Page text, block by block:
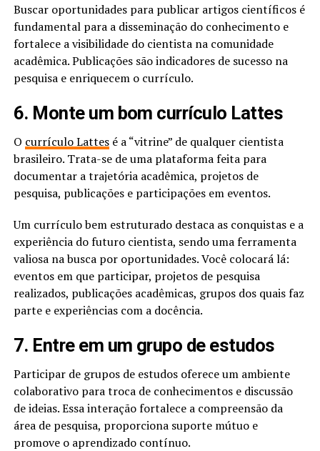
Buscar oportunidades para publicar artigos científicos é
fundamental para a disseminação do conhecimento e
fortalece a visibilidade do cientista na comunidade
acadêmica. Publicações são indicadores de sucesso na
pesquisa e enriquecem o currículo.
6. Monte um bom currículo Lattes
O currículo Lattesé a “vitrine” de qualquer cientista
brasileiro. Trata-se de uma plataforma feita para
documentar a trajetória acadêmica, projetos de
pesquisa, publicações e participações em eventos.
Um currículo bem estruturado destaca as conquistas e a
experiência do futuro cientista, sendo uma ferramenta
valiosa na busca por oportunidades. Você colocará lá:
eventos em que participar, projetos de pesquisa
realizados, publicações acadêmicas, grupos dos quais faz
parte e experiências com a docência.
7. Entre em um grupo de estudos
Participar de grupos de estudos oferece um ambiente
colaborativo para troca de conhecimentos e discussão
de ideias. Essa interação fortalece a compreensão da
área de pesquisa, proporciona suporte mútuo e
promove o aprendizado contínuo.